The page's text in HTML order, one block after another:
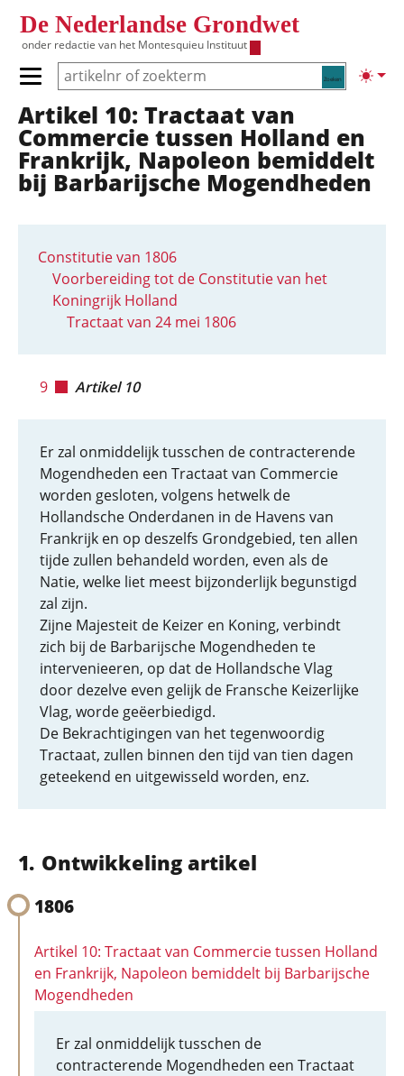
De Nederlandse Grondwet
onder redactie van het Montesquieu Instituut
Zoeken
Primair menu tonen/verbergen
Hoofdnavigatie
Artikel 10: Tractaat van
Commercie tussen Holland en
Frankrijk, Napoleon bemiddelt
bij Barbarijsche Mogendheden
Constitutie van 1806
Voorbereiding tot de Constitutie van het
Koningrijk Holland
Tractaat van 24 mei 1806
9 Artikel 10
Er zal onmiddelijk tusschen de contracterende
Mogendheden een Tractaat van Commercie
worden gesloten, volgens hetwelk de
Hollandsche Onderdanen in de Havens van
Frankrijk en op deszelfs Grondgebied, ten allen
tijde zullen behandeld worden, even als de
Natie, welke liet meest bijzonderlijk begunstigd
zal zijn.
Zijne Majesteit de Keizer en Koning, verbindt
zich bij de Barbarijsche Mogendheden te
intervenieeren, op dat de Hollandsche Vlag
door dezelve even gelijk de Fransche Keizerlijke
Vlag, worde geëerbiedigd.
De Bekrachtigingen van het tegenwoordig
Tractaat, zullen binnen den tijd van tien dagen
geteekend en uitgewisseld worden, enz.
Ontwikkeling artikel
1806
Artikel 10: Tractaat van Commercie tussen Holland
en Frankrijk, Napoleon bemiddelt bij Barbarijsche
Mogendheden
Er zal onmiddelijk tusschen de
contracterende Mogendheden een Tractaat